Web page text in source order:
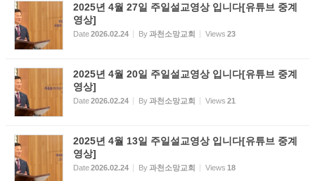
2025년 4월 27일 주일설교영상 입니다[유튜브 중계
영상]
Date2026.02.24 By과천소망교회 Views 23
2025년 4월 20일 주일설교영상 입니다[유튜브 중계
영상]
Date2026.02.24 By과천소망교회 Views 21
2025년 4월 13일 주일설교영상 입니다[유튜브 중계
영상]
Date2026.02.24 By과천소망교회 Views 18
행복밥상|Happy dining
table